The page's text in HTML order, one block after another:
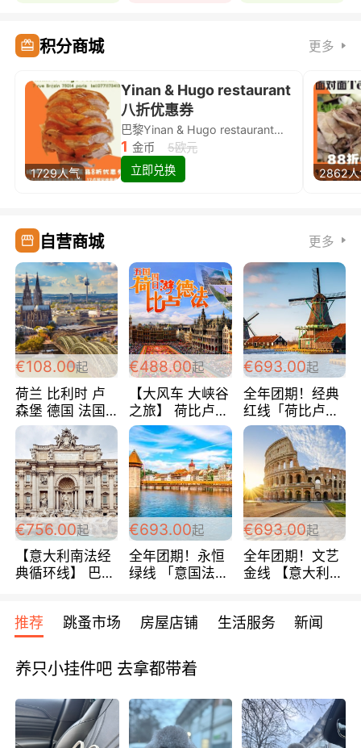
积分商城 更多
1729人气
Yinan & Hugo restaurant
八折优惠券
巴黎Yinan & Hugo restaurant除简餐类全场8折
1 金币
5欧元
立即兑换
2862
自营商城 更多
€108.00起
荷兰 比利时 卢
森堡 德国 法国
超爽玩遍西欧 循
环线 全程四星宾
馆 108欧/人/天
€488.00起
【大风车 大峡谷
之旅】 荷比卢德
法 巴黎上下 经
典五国四日游
488欧/人
€693.00起
全年团期！经典
红线「荷比卢德
法」七天循环 五
国 仅售99欧/人/
天！巴黎上下！
包拼房~
€756.00起
【意大利南法经
典循环线】 巴黎
宾馆 108欧/天起
全程756欧/位
€693.00起
全年团期！永恒
绿线 「意国法
欧/天起 ~包拼房
€693.00起
全年团期！文艺
金线 【意大利一
每周铁发！
推荐 跳蚤市场 房屋店铺 生活服务 新闻
养只小挂件吧 去拿都带着